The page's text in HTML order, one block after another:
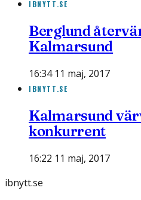
IBNYTT.SE
Berglund
Kalmarsund
16:34 11 maj, 2017
IBNYTT.SE
Kalmarsund
konkurrent
16:22 11 maj, 2017
ibnytt.se